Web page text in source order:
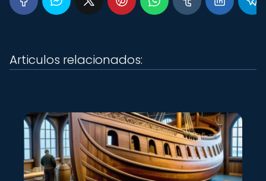
Articulos relacionados: